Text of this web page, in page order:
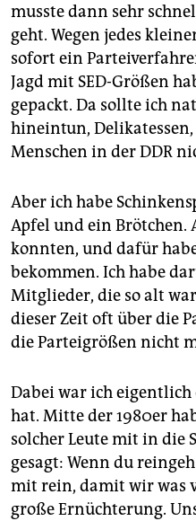
musste dann sehr
geht. Wegen jedes
sofort ein
Jagd mit SED-Größen
gepackt. Da sollte ich
hineintun,
Menschen in der DDR
Aber ich habe
Apfel und ein Brötchen.
konnten, und dafür
bekommen. Ich habe
Mitglieder, die so alt
dieser Zeit oft über die
die Parteigrößen nicht
Dabei war ich eigentlich
hat. Mitte der 1980er
solcher Leute mit in die
gesagt: Wenn du
mit rein, damit wir was
große Ernüchterung.